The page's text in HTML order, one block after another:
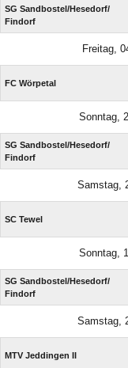
SG Sandbostel/​Hesedorf/​
Findorf
Freitag,
FC Wörpetal
Sonntag,
SG Sandbostel/​Hesedorf/​
Findorf
Samstag,
SC Tewel
Sonntag,
SG Sandbostel/​Hesedorf/​
Findorf
Samstag,
MTV Jeddingen II